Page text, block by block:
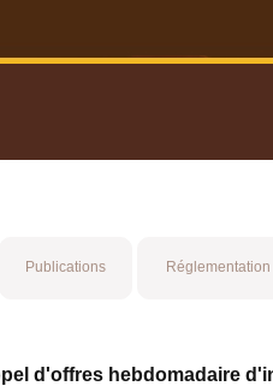
Publications Réglementation
d'offres hebdomadaire